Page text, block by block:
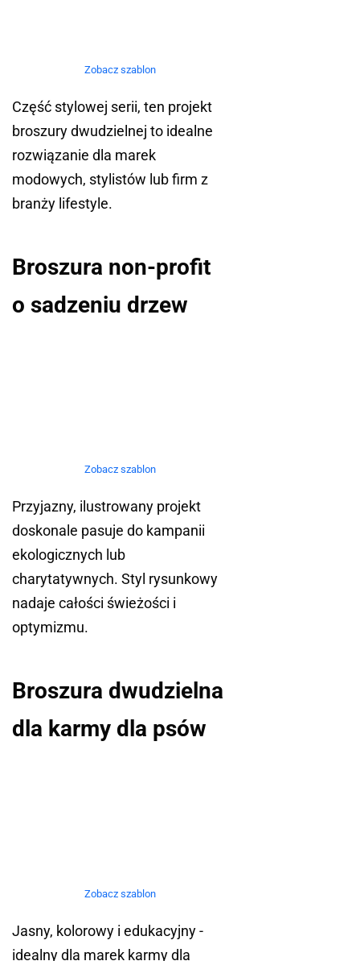
Zobacz szablon
Część stylowej serii, ten projekt
broszury dwudzielnej to idealne
rozwiązanie dla marek
modowych, stylistów lub firm z
branży lifestyle.
Broszura non-profit
o sadzeniu drzew
Zobacz szablon
Przyjazny, ilustrowany projekt
doskonale pasuje do kampanii
ekologicznych lub
charytatywnych. Styl rysunkowy
nadaje całości świeżości i
optymizmu.
Broszura dwudzielna
dla karmy dla psów
Zobacz szablon
Jasny, kolorowy i edukacyjny -
idealny dla marek karmy dla